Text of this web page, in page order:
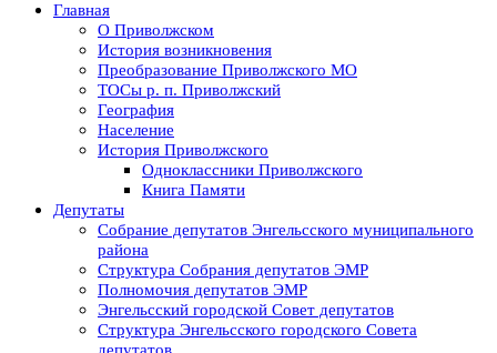
Главная
О Приволжском
История возникновения
Преобразование Приволжского МО
ТОСы р. п. Приволжский
География
Население
История Приволжского
Одноклассники Приволжского
Книга Памяти
Депутаты
Собрание депутатов Энгельсского муниципального
района
Структура Собрания депутатов ЭМР
Полномочия депутатов ЭМР
Энгельсский городской Совет депутатов
Структура Энгельсского городского Совета